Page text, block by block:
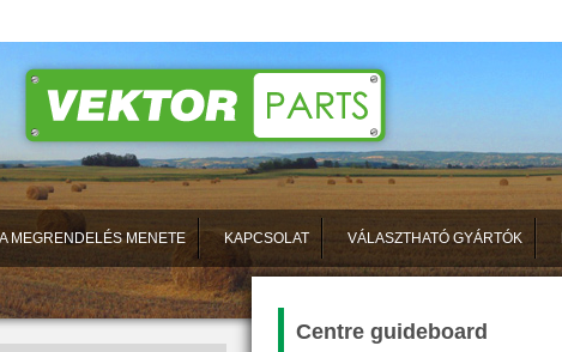
A MEGRENDELÉS MENETE KAPCSOLAT VÁLASZTHATÓ GYÁRTÓK
Centre guideboard